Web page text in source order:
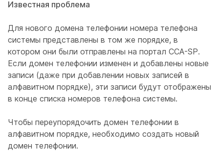
Известная проблема
Для нового домена телефонии номера телефона
системы представлены в том же порядке, в
котором они были отправлены на портал CCA-SP.
Если домен телефонии изменен и добавлены новые
записи (даже при добавлении новых записей в
алфавитном порядке), эти записи будут отображены
в конце списка номеров телефона системы.
Чтобы переупорядочить домен телефонии в
алфавитном порядке, необходимо создать новый
домен телефонии.